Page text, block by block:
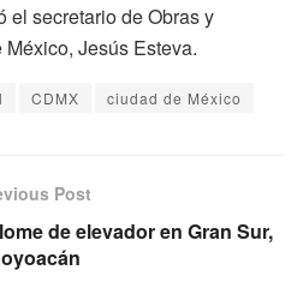
el secretario de Obras y
Jesús Esteva.
CDMX ciudad de México
Post
de elevador en Gran Sur,